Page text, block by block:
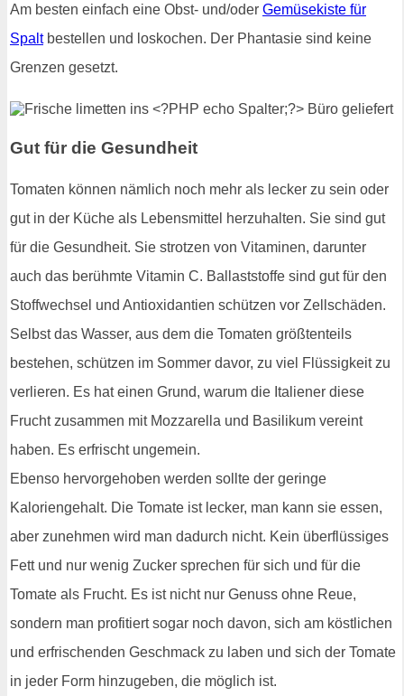
Am besten einfach eine Obst- und/oder Gemüsekiste für
Spaltbestellen und loskochen. Der Phantasie sind keine
Grenzen gesetzt.
Gut für die Gesundheit
Tomaten können nämlich noch mehr als lecker zu sein oder
gut in der Küche als Lebensmittel herzuhalten. Sie sind gut
für die Gesundheit. Sie strotzen von Vitaminen, darunter
auch das berühmte Vitamin C. Ballaststoffe sind gut für den
Stoffwechsel und Antioxidantien schützen vor Zellschäden.
Selbst das Wasser, aus dem die Tomaten größtenteils
bestehen, schützen im Sommer davor, zu viel Flüssigkeit zu
verlieren. Es hat einen Grund, warum die Italiener diese
Frucht zusammen mit Mozzarella und Basilikum vereint
haben. Es erfrischt ungemein.
Ebenso hervorgehoben werden sollte der geringe
Kaloriengehalt. Die Tomate ist lecker, man kann sie essen,
aber zunehmen wird man dadurch nicht. Kein überflüssiges
Fett und nur wenig Zucker sprechen für sich und für die
Tomate als Frucht. Es ist nicht nur Genuss ohne Reue,
sondern man profitiert sogar noch davon, sich am köstlichen
und erfrischenden Geschmack zu laben und sich der Tomate
in jeder Form hinzugeben, die möglich ist.